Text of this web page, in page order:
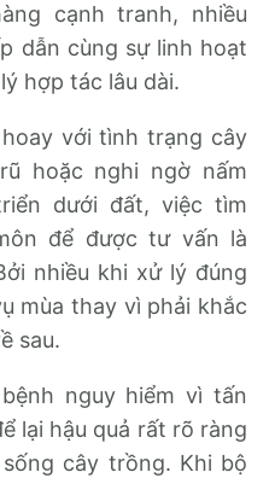
cạnh tranh, nhiều
dẫn cùng sự linh hoạt
hợp tác lâu dài.
với tình trạng cây
hoặc nghi ngờ nấm
dưới đất, việc tìm
để được tư vấn là
nhiều khi xử lý đúng
mùa thay vì phải khắc
sau.
nguy hiểm vì tấn
lại hậu quả rất rõ ràng
cây trồng. Khi bộ